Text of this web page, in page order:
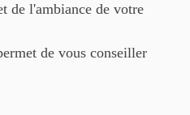
de l'ambiance de votre
de vous conseiller